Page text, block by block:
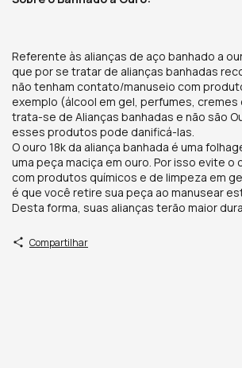
Referente às alianças de aço banhado a
que por se tratar de alianças banhadas
não tenham contato/manuseio com
exemplo (álcool em gel, perfumes, cremes
trata-se de Alianças banhadas e não são
esses produtos pode danificá-las.
O ouro 18k da aliança banhada é uma
uma peça maciça em ouro. Por isso evite o
com produtos químicos e de limpeza em
é que você retire sua peça ao manusear
Desta forma, suas alianças terão maior
Compartilhar